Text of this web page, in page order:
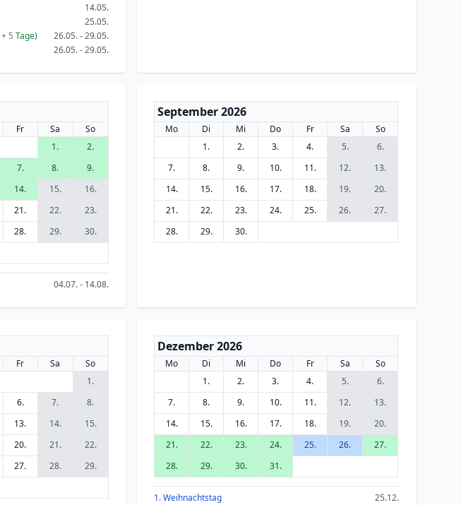
14.05.
25.05.
+ 5 Tage)
26.05. - 29.05.
26.05. - 29.05.
Fr Sa
So
1.
2.
7. 8.
9.
14. 15.
16.
21. 22.
23.
28. 29.
30.
04.07. - 14.08.
September 2026
Mo Di Mi Do Fr Sa
So
1.
2. 3. 4. 5.
6.
7.
8. 9. 10. 11. 12.
13.
14.
15. 16. 17. 18. 19.
20.
21.
22. 23. 24. 25. 26.
27.
28.
29. 30.
Fr Sa
So
1.
6. 7.
8.
13. 14.
15.
20. 21.
22.
27. 28.
29.
Dezember 2026
Mo Di Mi Do Fr Sa
So
1.
2. 3. 4. 5.
6.
7.
8. 9. 10. 11. 12.
13.
14.
15. 16. 17. 18. 19.
20.
21.
22. 23. 24. 25. 26.
27.
28.
29. 30. 31.
1. Weihnachtstag
25.12.